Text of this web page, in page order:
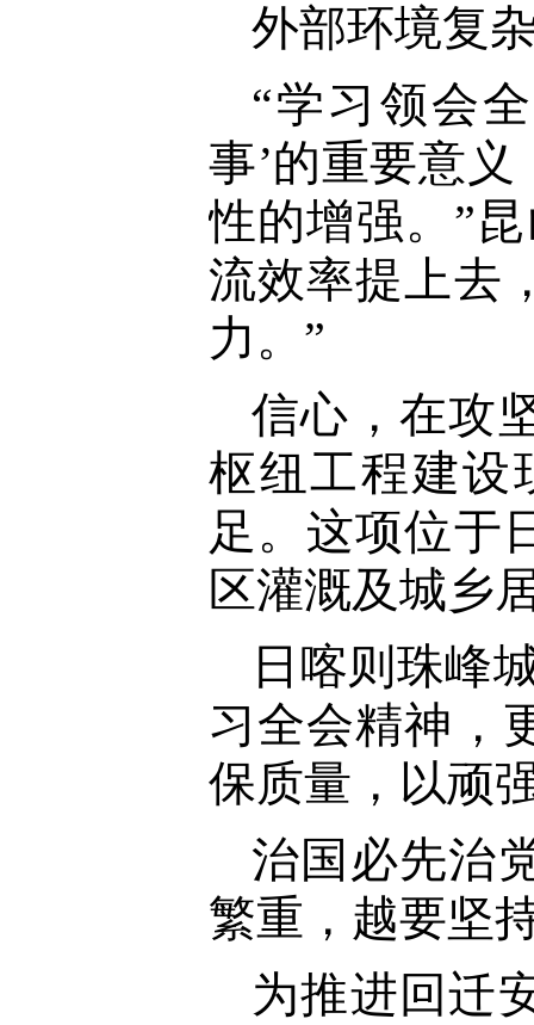
外部环境复
“学习领会
事’的重要意
性的增强。”
流效率提上去
力。”
信心，在攻
枢纽工程建设
足。这项位于
区灌溉及城乡
日喀则珠峰
习全会精神，
保质量，以顽
治国必先治
繁重，越要坚
为推进回迁